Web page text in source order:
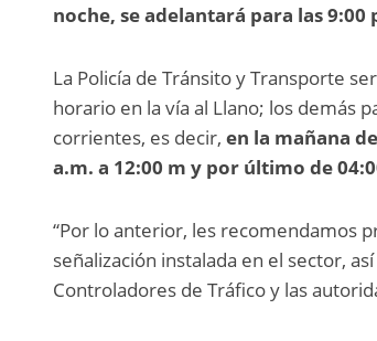
noche, se adelantará para las 9:00
La Policía de Tránsito y Transporte
horario en la vía al Llano; los demás
corrientes, es decir, en la mañana
a.m. a 12:00 m y por último de
“Por lo anterior, les recomendamos
señalización instalada en el sector,
Controladores de Tráfico y las